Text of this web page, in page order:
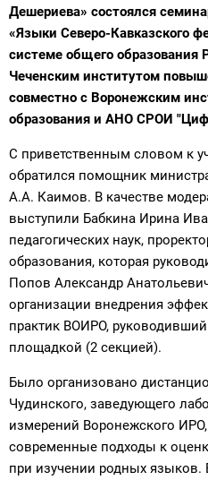
Дешериева» состоялся
«Языки Северо-Кавказского
системе общего образования
Чеченским институтом
совместно с Воронежским
образования и АНО СРОИ
С приветственным словом к
обратился помощник
А.А. Каимов. В качестве
выступили Бабкина Ирина
педагогических наук,
образования, которая
Попов Александр
организации внедрения
практик ВОИРО,
площадкой (2 секцией).
Было организовано
Чудинского, заведующего
измерений Воронежского
современные подходы к
при изучении родных языков.